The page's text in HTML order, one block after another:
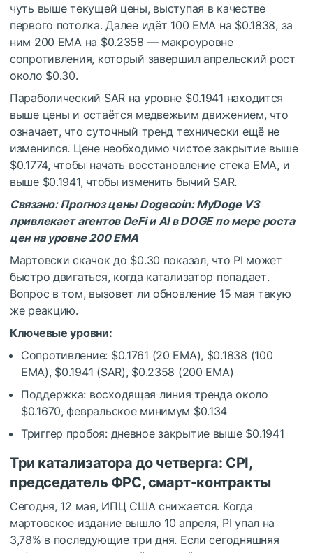
чуть выше текущей цены, выступая в качестве
первого потолка. Далее идёт 100 EMA на $0.1838, за
ним 200 EMA на $0.2358 — макроуровне
сопротивления, который завершил апрельский рост
около $0.30.
Параболический SAR на уровне $0.1941 находится
выше цены и остаётся медвежьим движением, что
означает, что суточный тренд технически ещё не
изменился. Цене необходимо чистое закрытие выше
$0.1774, чтобы начать восстановление стека EMA, и
выше $0.1941, чтобы изменить бычий SAR.
Связано: Прогноз цены Dogecoin: MyDoge V3
привлекает агентов DeFi и AI в DOGE по мере роста
цен на уровне 200 EMA
Мартовски скачок до $0.30 показал, что PI может
быстро двигаться, когда катализатор попадает.
Вопрос в том, вызовет ли обновление 15 мая такую
же реакцию.
Ключевые уровни:
Сопротивление: $0.1761 (20 EMA), $0.1838 (100
EMA), $0.1941 (SAR), $0.2358 (200 EMA)
Поддержка: восходящая линия тренда около
$0.1670, февральское минимум $0.134
Триггер пробоя: дневное закрытие выше $0.1941
Три катализатора до четверга: CPI,
председатель ФРС, смарт-контракты
Сегодня, 12 мая, ИПЦ США снижается. Когда
мартовское издание вышло 10 апреля, PI упал на
3,78% в последующие три дня. Если сегодняшняя